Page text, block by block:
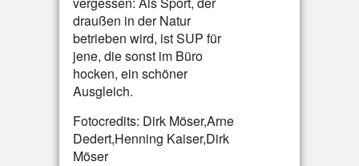
draußen in der Natur
betrieben wird, ist SUP für
jene, die sonst im Büro
hocken, ein schöner
Ausgleich.
Fotocredits: Dirk Möser,Arne
Dedert,Henning Kaiser,Dirk
Möser